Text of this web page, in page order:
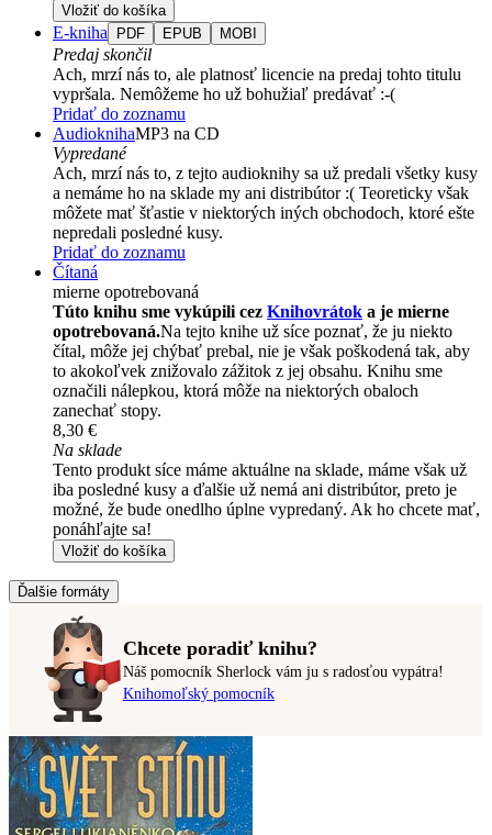
Vložiť do košíka
E-kniha PDF EPUB MOBI
Predaj skončil
Ach, mrzí nás to, ale platnosť licencie na predaj tohto titulu
vypršala. Nemôžeme ho už bohužiaľ predávať :-(
Pridať do zoznamu
AudioknihaMP3 na CD
Vypredané
Ach, mrzí nás to, z tejto audioknihy sa už predali všetky kusy
a nemáme ho na sklade my ani distribútor :( Teoreticky však
môžete mať šťastie v niektorých iných obchodoch, ktoré ešte
nepredali posledné kusy.
Pridať do zoznamu
Čítaná
mierne opotrebovaná
Túto knihu sme vykúpili cez Knihovrátok a je mierne
opotrebovaná.Na tejto knihe už síce poznať, že ju niekto
čítal, môže jej chýbať prebal, nie je však poškodená tak, aby
to akokoľvek znižovalo zážitok z jej obsahu. Knihu sme
označili nálepkou, ktorá môže na niektorých obaloch
zanechať stopy.
8,30 €
Na sklade
Tento produkt síce máme aktuálne na sklade, máme však už
iba posledné kusy a ďalšie už nemá ani distribútor, preto je
možné, že bude onedlho úplne vypredaný. Ak ho chcete mať,
ponáhľajte sa!
Vložiť do košíka
Ďalšie formáty
Chcete poradiť knihu?
Náš pomocník Sherlock vám ju s radosťou vypátra!
Knihomoľský pomocník